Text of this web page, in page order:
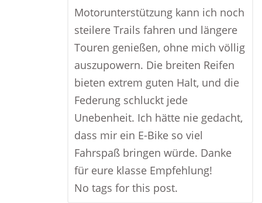
Motorunterstützung kann ich noch
steilere Trails fahren und längere
Touren genießen, ohne mich völlig
auszupowern. Die breiten Reifen
bieten extrem guten Halt, und die
Federung schluckt jede
Unebenheit. Ich hätte nie gedacht,
dass mir ein E-Bike so viel
Fahrspaß bringen würde. Danke
für eure klasse Empfehlung!
No tags for this post.